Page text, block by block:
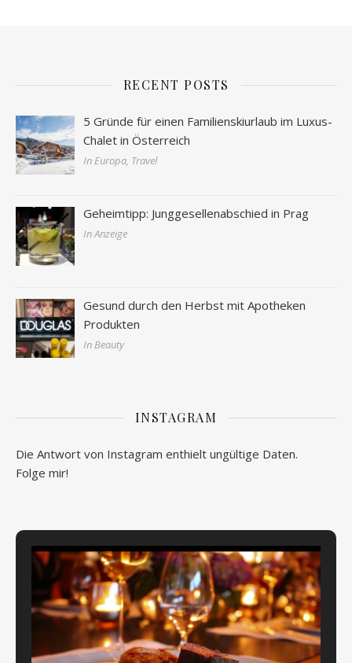
RECENT POSTS
5 Gründe für einen Familienskiurlaub im Luxus-
Chalet in Österreich
In Europa, Travel
Geheimtipp: Junggesellenabschied in Prag
In Anzeige
Gesund durch den Herbst mit Apotheken
Produkten
In Beauty
INSTAGRAM
Die Antwort von Instagram enthielt ungültige Daten.
Folge mir!